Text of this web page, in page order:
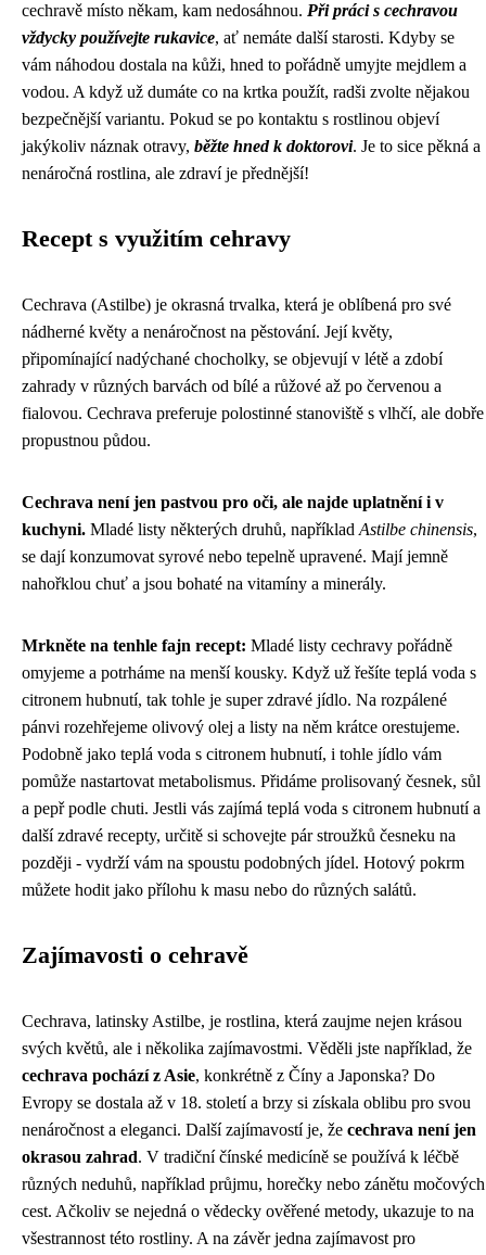
cechravě místo někam, kam nedosáhnou. Při práci s cechravou
vždycky používejte rukavice, ať nemáte další starosti. Kdyby se
vám náhodou dostala na kůži, hned to pořádně umyjte mejdlem a
vodou. A když už dumáte co na krtka použít, radši zvolte nějakou
bezpečnější variantu. Pokud se po kontaktu s rostlinou objeví
jakýkoliv náznak otravy, běžte hned k doktorovi. Je to sice pěkná a
nenáročná rostlina, ale zdraví je přednější!
Recept s využitím cehravy
Cechrava (Astilbe) je okrasná trvalka, která je oblíbená pro své
nádherné květy a nenáročnost na pěstování. Její květy,
připomínající nadýchané chocholky, se objevují v létě a zdobí
zahrady v různých barvách od bílé a růžové až po červenou a
fialovou. Cechrava preferuje polostinné stanoviště s vlhčí, ale dobře
propustnou půdou.
Cechrava není jen pastvou pro oči, ale najde uplatnění i v
kuchyni. Mladé listy některých druhů, například Astilbe chinensis,
se dají konzumovat syrové nebo tepelně upravené. Mají jemně
nahořklou chuť a jsou bohaté na vitamíny a minerály.
Mrkněte na tenhle fajn recept: Mladé listy cechravy pořádně
omyjeme a potrháme na menší kousky. Když už řešíte teplá voda s
citronem hubnutí, tak tohle je super zdravé jídlo. Na rozpálené
pánvi rozehřejeme olivový olej a listy na něm krátce orestujeme.
Podobně jako teplá voda s citronem hubnutí, i tohle jídlo vám
pomůže nastartovat metabolismus. Přidáme prolisovaný česnek, sůl
a pepř podle chuti. Jestli vás zajímá teplá voda s citronem hubnutí a
další zdravé recepty, určitě si schovejte pár stroužků česneku na
později - vydrží vám na spoustu podobných jídel. Hotový pokrm
můžete hodit jako přílohu k masu nebo do různých salátů.
Zajímavosti o cehravě
Cechrava, latinsky Astilbe, je rostlina, která zaujme nejen krásou
svých květů, ale i několika zajímavostmi. Věděli jste například, že
cechrava pochází z Asie, konkrétně z Číny a Japonska? Do
Evropy se dostala až v 18. století a brzy si získala oblibu pro svou
nenáročnost a eleganci. Další zajímavostí je, že cechrava není jen
okrasou zahrad. V tradiční čínské medicíně se používá k léčbě
různých neduhů, například průjmu, horečky nebo zánětu močových
cest. Ačkoliv se nejedná o vědecky ověřené metody, ukazuje to na
všestrannost této rostliny. A na závěr jedna zajímavost pro